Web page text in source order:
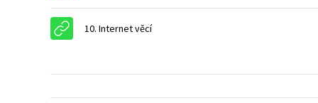
10. Internet věcíURL